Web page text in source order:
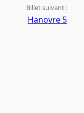
Billet suivant :
Hanovre 5